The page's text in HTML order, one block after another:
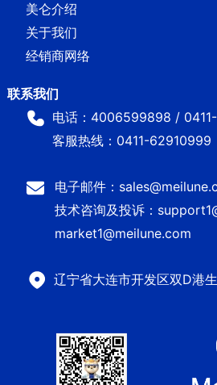
美仑介绍
关于我们
经销商网络
电话：4006599898 /
客服热线：0411-62910999
电子邮件：
技术咨询及投诉：
market1@meilune.com
辽宁省大连市开发区双D港